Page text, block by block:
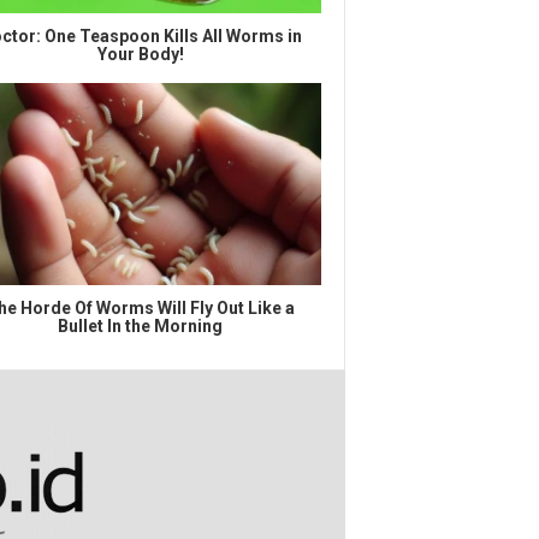
One Teaspoon Kills All Worms in
Your Body!
Horde Of Worms Will Fly Out Like a
Bullet In the Morning